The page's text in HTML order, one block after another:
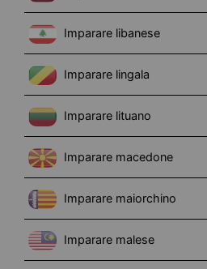
Imparare libanese
Imparare lingala
Imparare lituano
Imparare macedone
Imparare maiorchino
Imparare malese